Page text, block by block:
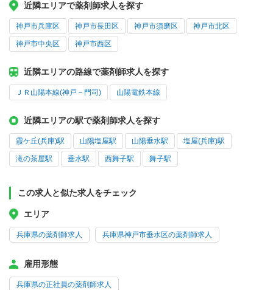
近隣エリアで薬剤師求人を探す
神戸市兵庫区 神戸市長田区 神戸市須磨区 神戸市北区
神戸市中央区 神戸市西区
近隣エリアの路線で薬剤師求人を探す
ＪＲ山陽本線(神戸－門司) 山陽電鉄本線
近隣エリアの駅で薬剤師求人を探す
霞ケ丘(兵庫)駅 山陽塩屋駅 山陽垂水駅 塩屋(兵庫)駅
滝の茶屋駅 垂水駅 西舞子駅 舞子駅
この求人と似た求人をチェック
エリア
兵庫県の薬剤師求人 兵庫県神戸市垂水区の薬剤師求人
雇用形態
兵庫県の正社員の薬剤師求人